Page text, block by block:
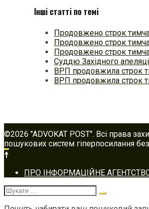
Інші статті по темі
Продовжено строк
Продовжено строк
Продовжено строк
Суддю Західного
ВРП продовжила строк
ВРП продовжила строк
©2026 "ADVOKAT POST". Всі права
пошукових систем гіперпосилання
Footer
navigation
ПРО ІНФОРМАЦІЙНЕ
Шукати: